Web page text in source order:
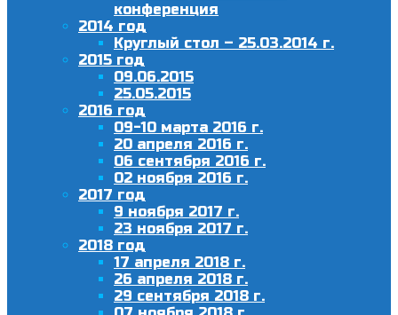
конференция
2014 год
Круглый стол – 25.03.2014 г.
2015 год
09.06.2015
25.05.2015
2016 год
09-10 марта 2016 г.
20 апреля 2016 г.
06 сентября 2016 г.
02 ноября 2016 г.
2017 год
9 ноября 2017 г.
23 ноября 2017 г.
2018 год
17 апреля 2018 г.
26 апреля 2018 г.
29 сентября 2018 г.